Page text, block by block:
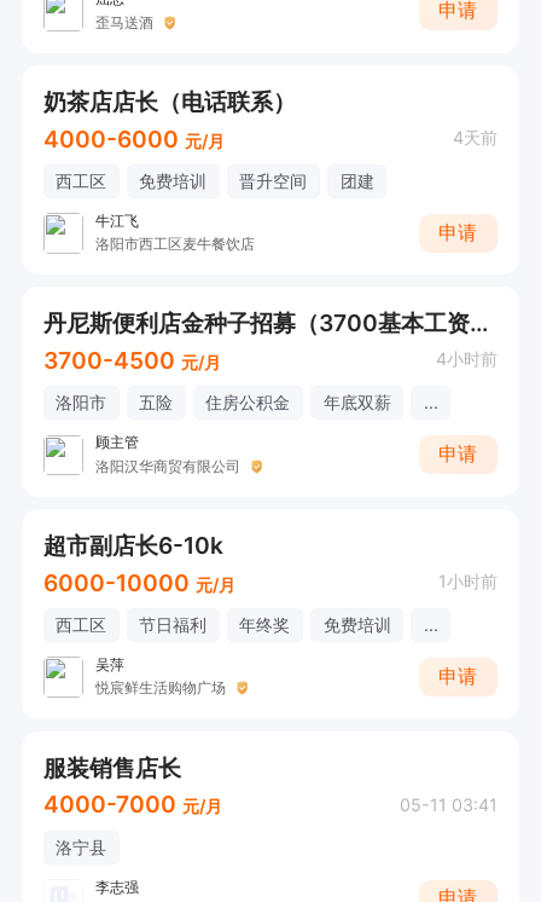
歪马送酒
申请
奶茶店店长（电话联系）
4000-6000 元/月 4天前
西工区 免费培训 晋升空间 团建
牛江飞
洛阳市西工区麦牛餐饮店
申请
丹尼斯便利店金种子招募（3700基本工资+五险一金）
3700-4500 元/月 4小时前
洛阳市 五险 住房公积金 年底双薪 ...
顾主管
洛阳汉华商贸有限公司
申请
超市副店长6-10k
6000-10000 元/月 1小时前
西工区 节日福利 年终奖 免费培训 ...
吴萍
悦宸鲜生活购物广场
申请
服装销售店长
4000-7000 元/月 05-11 03:41
洛宁县
李志强